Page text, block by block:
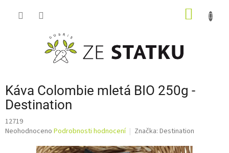
Káva Colombie mletá BIO 250g -
Destination
12719
Průměrné
Neohodnoceno Podrobnosti hodnocení Značka: Destination